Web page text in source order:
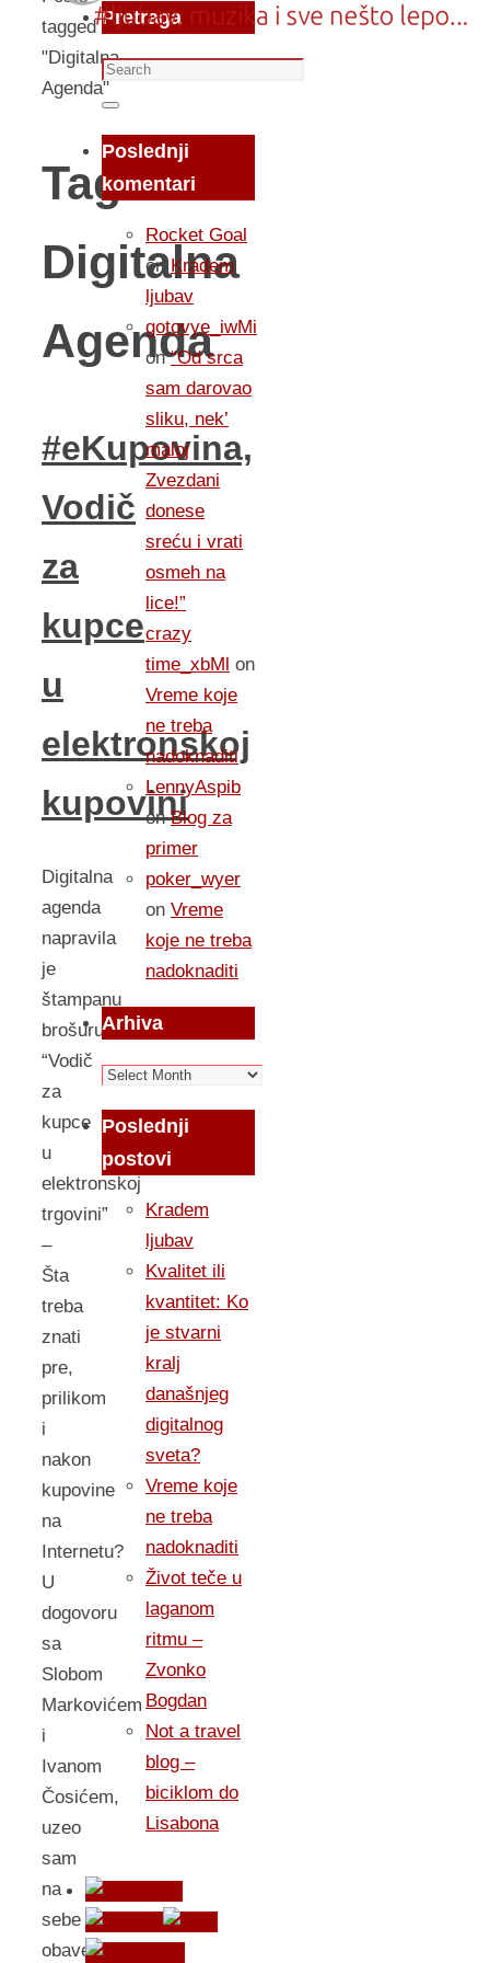
tagged
"Digitalna
Agenda"
Tag:
Digitalna
Agenda
#eKupovina,
Vodič
za
kupce
u
elektronskoj
kupovini
Digitalna
agenda
napravila
je
štampanu
brošuru
“Vodič
za
kupce
u
elektronskoj
trgovini”
–
Šta
treba
znati
pre,
prilikom
i
nakon
kupovine
na
Internetu?
U
dogovoru
sa
Slobom
Markovićem
i
Ivanom
Čosićem,
uzeo
sam
na
sebe
obavezu
Pretraga
Search
for:
Search
Poslednji
komentari
Rocket Goal
onKradem
ljubav
gotovye_iwMi
on“Od srca
sam darovao
sliku, nek’
maloj
Zvezdani
donese
sreću i vrati
osmeh na
lice!”
crazy
time_xbMl on
Vreme koje
ne treba
nadoknaditi
LennyAspib
onBlog za
primer
poker_wyer
on Vreme
koje ne treba
nadoknaditi
Arhiva
Arhiva
Poslednji
postovi
Kradem
ljubav
Kvalitet ili
kvantitet: Ko
je stvarni
kralj
današnjeg
digitalnog
sveta?
Vreme koje
ne treba
nadoknaditi
Život teče u
laganom
ritmu –
Zvonko
Bogdan
Not a travel
blog –
biciklom do
Lisabona